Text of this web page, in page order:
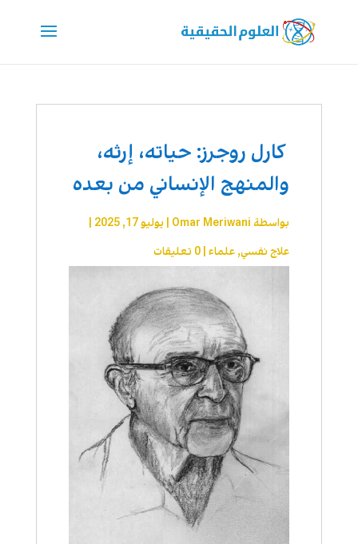
كارل روجرز: حياته، إرثه،
والمنهج الإنساني من بعده
بواسطة Omar Meriwani يوليو 17, 2025
علاج نفسي, علماء| 0 تعليقات